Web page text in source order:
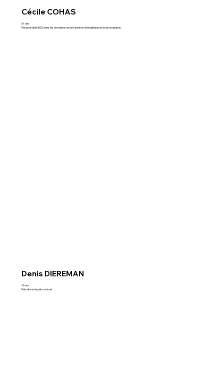
Cécile COHAS
51 ans
Responsable R&D dans les domaines de la transition énergétique et de la navigation.
Denis DIEREMAN
69 ans
Retraité de la pétrochimie